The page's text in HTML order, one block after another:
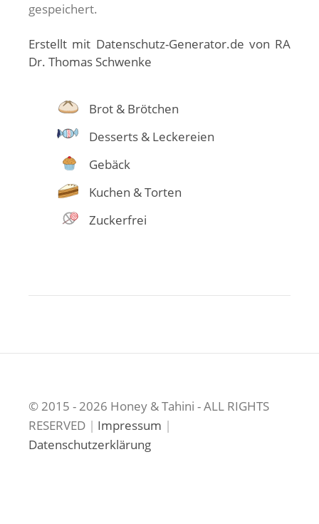
gespeichert.
Erstellt mit Datenschutz-Generator.de von RA
Dr. Thomas Schwenke
Brot & Brötchen
Desserts & Leckereien
Gebäck
Kuchen & Torten
Zuckerfrei
© 2015 - 2026 Honey & Tahini - ALL RIGHTS
RESERVED | Impressum |
Datenschutzerklärung